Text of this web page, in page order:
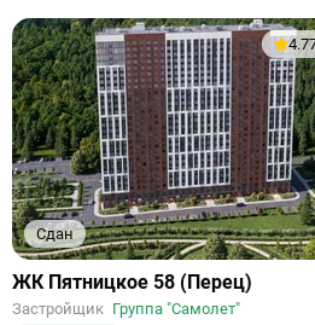
Сдан
Ссылка
объект
ЖК Пятницкое 58 (Перец)
Застройщик Группа "Самолет"